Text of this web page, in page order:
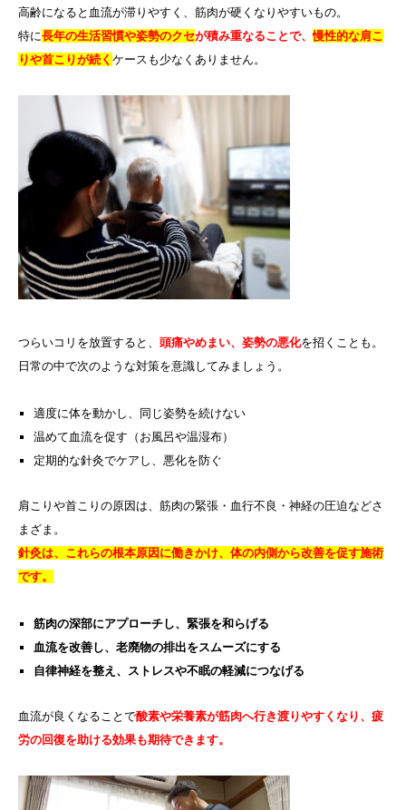
高齢になると血流が滞りやすく、筋肉が硬くなりやすいもの。
特に長年の生活習慣や姿勢のクセが積み重なることで、慢性的な肩こ
りや首こりが続く ケースも少なくありません。
つらいコリを放置すると、 頭痛やめまい、姿勢の悪化を招くことも。
日常の中で次のような対策を意識してみましょう。
適度に体を動かし、同じ姿勢を続けない
温めて血流を促す（お風呂や温湿布）
定期的な針灸でケアし、悪化を防ぐ
肩こりや首こりの原因は、筋肉の緊張・血行不良・神経の圧迫などさ
まざま。
針灸は、これらの根本原因に働きかけ、体の内側から改善を促す施術
です。
筋肉の深部にアプローチし、緊張を和らげる
血流を改善し、老廃物の排出をスムーズにする
自律神経を整え、ストレスや不眠の軽減につなげる
血流が良くなることで酸素や栄養素が筋肉へ行き渡りやすくなり、疲
労の回復を助ける効果も期待できます。